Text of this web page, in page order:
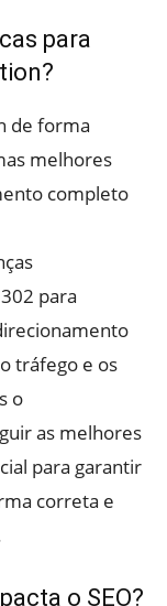
para
de forma
melhores
completo
para
tráfego e os
o
as melhores
para garantir
correta e
o SEO?